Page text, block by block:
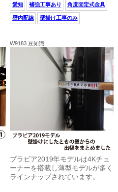
愛知 補強工事あり 角度固定式金具
壁内配線 壁掛け工事のみ
W9183 豆知識
ブラビア2019年モデルは4Kチュ
ーナーを搭載し薄型モデルが多く
ラインナップされています。